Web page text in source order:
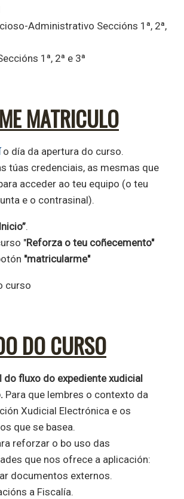
Administrativo Seccións 1ª, 2ª,
1ª, 2ª e 3ª
MATRICULO
o día da apertura do curso.
túas credenciais, as mesmas que
acceder ao teu equipo (o teu
e o contrasinal).
.
"Reforza o teu coñecemento"
"matricularme"
curso
DO CURSO
do fluxo do expediente xudicial
Para que lembres o contexto da
Xudicial Electrónica e os
que se basea.
reforzar o bo uso das
que nos ofrece a aplicación:
documentos externos.
a Fiscalía.